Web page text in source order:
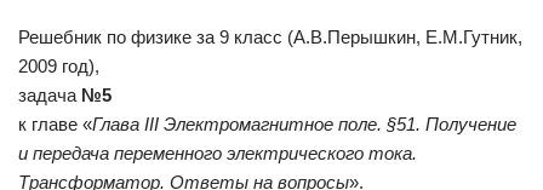
Решебник по физике за 9 класс (А.В.Перышкин, Е.М.Гутник,
2009 год),
задача №5
к главе «Глава III Электромагнитное поле. §51. Получение
и передача переменного электрического тока.
Трансформатор. Ответы на вопросы».